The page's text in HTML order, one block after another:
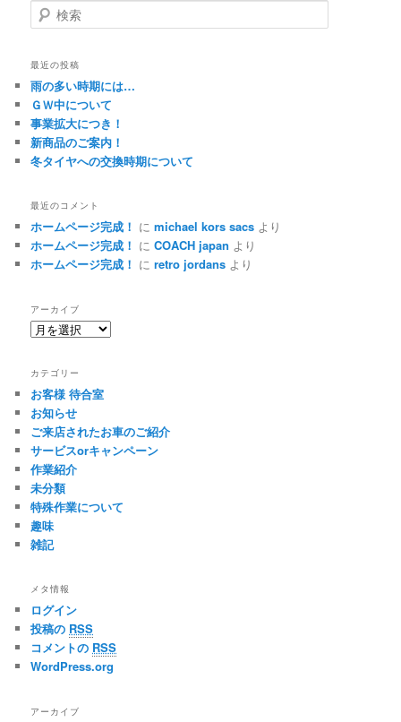
検
索
最近の投稿
雨の多い時期には…
ＧＷ中について
事業拡大につき！
新商品のご案内！
冬タイヤへの交換時期について
最近のコメント
ホームページ完成！ にmichael kors sacs より
ホームページ完成！ にCOACH japan より
ホームページ完成！ にretro jordans より
アーカイブ
ア
イ
ブ
カテゴリー
お客様 待合室
お知らせ
ご来店されたお車のご紹介
サービスorキャンペーン
作業紹介
未分類
特殊作業について
趣味
雑記
メタ情報
ログイン
投稿の RSS
コメントの RSS
WordPress.org
アーカイブ